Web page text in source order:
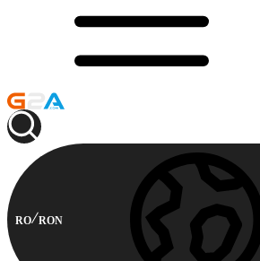
RO RON